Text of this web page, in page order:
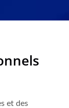
et des